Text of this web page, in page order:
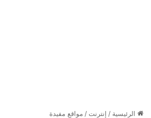
الرئيسية / إنترنت / مواقع مفيدة